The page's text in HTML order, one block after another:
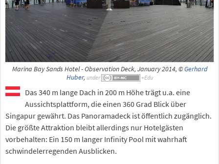
Marina Bay Sands Hotel - Observation Deck, January 2014, ©Gerhard
Huber, under
Das 340 m lange Dach in 200 m Höhe trägt u.a. eine
Aussichtsplattform, die einen 360 Grad Blick über
Singapur gewährt. Das Panoramadeck ist öffentlich zugänglich.
Die größte Attraktion bleibt allerdings nur Hotelgästen
vorbehalten: Ein 150 m langer Infinity Pool mit wahrhaft
schwindelerregenden Ausblicken.